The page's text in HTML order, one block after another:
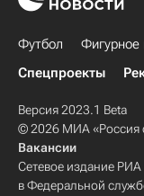
Футбол Фигурное
Спецпроекты
Версия 2023.1 Beta
© 2026 МИА «Россия
Вакансии
Сетевое издание
в Федеральной